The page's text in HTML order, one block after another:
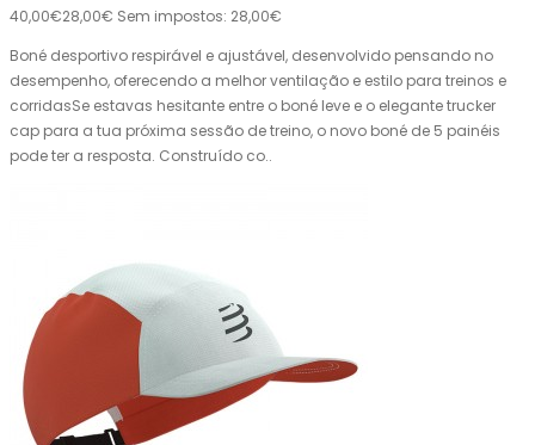
40,00€28,00€ Sem impostos: 28,00€
Boné desportivo respirável e ajustável, desenvolvido pensando no
desempenho, oferecendo a melhor ventilação e estilo para treinos e
corridasSe estavas hesitante entre o boné leve e o elegante trucker
cap para a tua próxima sessão de treino, o novo boné de 5 painéis
pode ter a resposta. Construído co..